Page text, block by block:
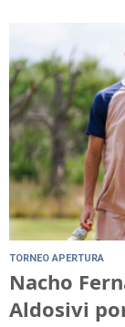
TORNEO APERTURA
Nacho
Aldosivi